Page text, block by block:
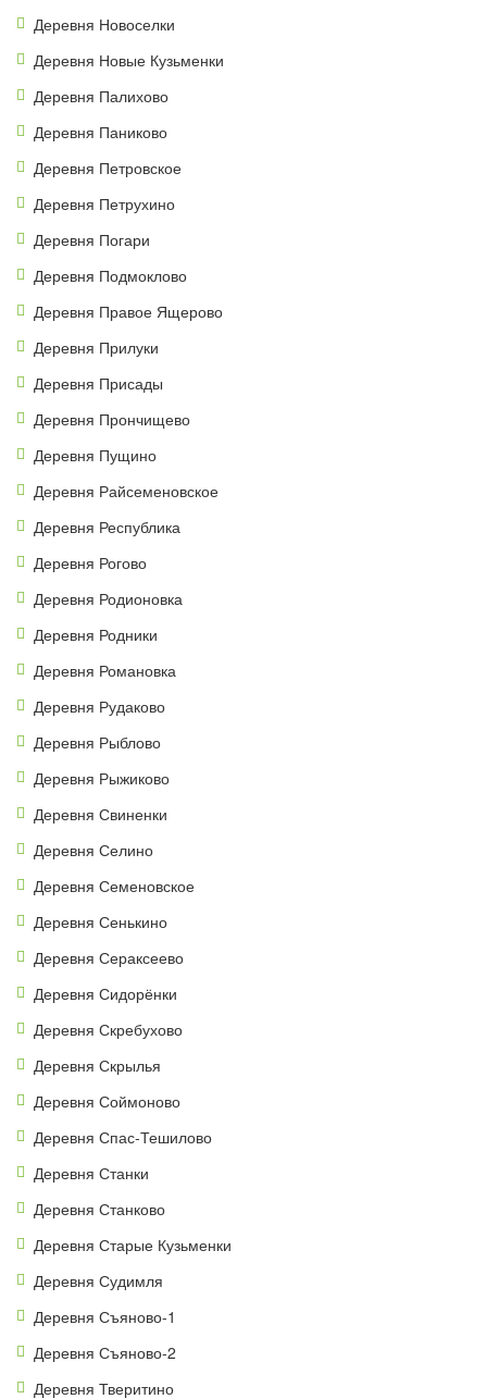
Деревня Новоселки
Деревня Новые Кузьменки
Деревня Палихово
Деревня Паниково
Деревня Петровское
Деревня Петрухино
Деревня Погари
Деревня Подмоклово
Деревня Правое Ящерово
Деревня Прилуки
Деревня Присады
Деревня Прончищево
Деревня Пущино
Деревня Райсеменовское
Деревня Республика
Деревня Рогово
Деревня Родионовка
Деревня Родники
Деревня Романовка
Деревня Рудаково
Деревня Рыблово
Деревня Рыжиково
Деревня Свиненки
Деревня Селино
Деревня Семеновское
Деревня Сенькино
Деревня Сераксеево
Деревня Сидорёнки
Деревня Скребухово
Деревня Скрылья
Деревня Соймоново
Деревня Спас-Тешилово
Деревня Станки
Деревня Станково
Деревня Старые Кузьменки
Деревня Судимля
Деревня Съяново-1
Деревня Съяново-2
Деревня Тверитино